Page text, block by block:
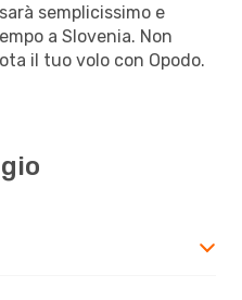
semplicissimo e
a Slovenia. Non
il tuo volo con Opodo.